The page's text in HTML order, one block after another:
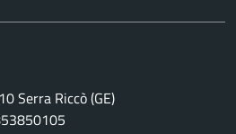
Serra Riccò (GE)